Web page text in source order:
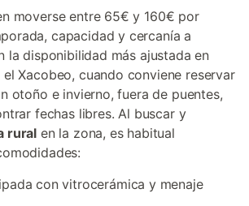
moverse entre 65€ y 160€ por
capacidad y cercanía a
la disponibilidad más ajustada en
Xacobeo, cuando conviene reservar
otoño e invierno, fuera de puentes,
fechas libres. Al buscar y
rural en la zona, es habitual
con vitrocerámica y menaje